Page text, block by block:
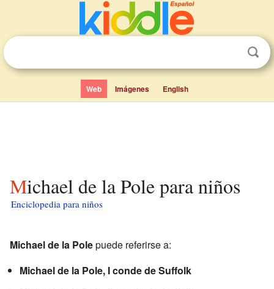
Web Imágenes English
Michael de la Pole para niños
Enciclopedia para niños
Michael de la Polepuede referirse a:
Michael de la Pole, I conde de Suffolk